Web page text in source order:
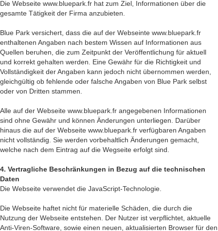
Die Webseite www.bluepark.fr hat zum Ziel, Informationen über die
gesamte Tätigkeit der Firma anzubieten.
Blue Park versichert, dass die auf der Webseinte www.bluepark.fr
enthaltenen Angaben nach bestem Wissen auf Informationen aus
Quellen beruhen, die zum Zeitpunkt der Veröffentlichung für aktuell
und korrekt gehalten werden. Eine Gewähr für die Richtigkeit und
Vollständigkeit der Angaben kann jedoch nicht übernommen werden,
gleichgültig ob fehlende oder falsche Angaben von Blue Park selbst
oder von Dritten stammen.
Alle auf der Webseite www.bluepark.fr angegebenen Informationen
sind ohne Gewähr und können Änderungen unterliegen. Darüber
hinaus die auf der Webseite www.bluepark.fr verfügbaren Angaben
nicht vollständig. Sie werden vorbehaltlich Änderungen gemacht,
welche nach dem Eintrag auf die Wegseite erfolgt sind.
4. Vertragliche Beschränkungen in Bezug auf die technischen
Daten
Die Webseite verwendet die JavaScript-Technologie.
Die Webseite haftet nicht für materielle Schäden, die durch die
Nutzung der Webseite entstehen. Der Nutzer ist verpflichtet, aktuelle
Anti-Viren-Software, sowie einen neuen, aktualisierten Browser für den